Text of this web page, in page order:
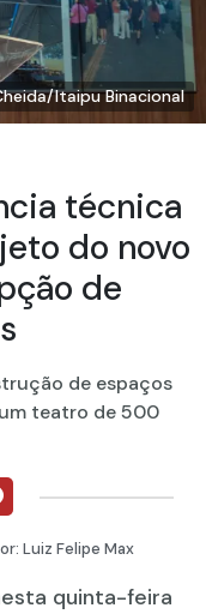
Itaipu Binacional
técnica
do novo
de
de espaços
teatro de 500
Luiz Felipe Max
quinta-feira